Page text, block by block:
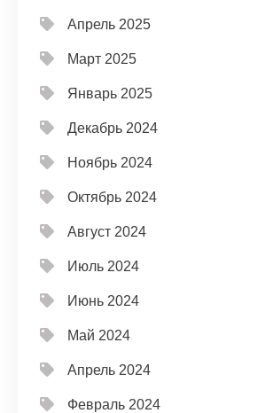
Апрель 2025
Март 2025
Январь 2025
Декабрь 2024
Ноябрь 2024
Октябрь 2024
Август 2024
Июль 2024
Июнь 2024
Май 2024
Апрель 2024
Февраль 2024